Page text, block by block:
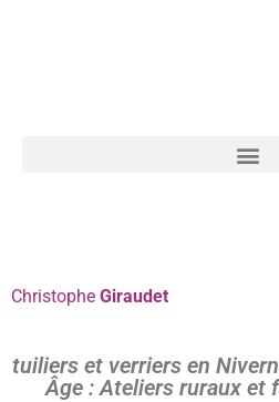
Christophe Giraudet
tuiliers et verriers en
Âge : Ateliers ruraux et